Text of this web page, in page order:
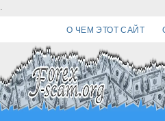
.
О ЧЕМ ЭТОТ САЙТ